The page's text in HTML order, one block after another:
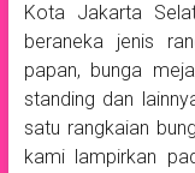
Kota Jakarta
beraneka jenis
papan, bunga
standing dan
satu rangkaian
kami lampirkan